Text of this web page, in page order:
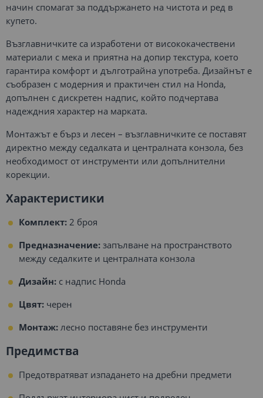
начин спомагат за поддържането на чистота и ред в
купето.
Възглавничките са изработени от висококачествени
материали с мека и приятна на допир текстура, което
гарантира комфорт и дълготрайна употреба. Дизайнът е
съобразен с модерния и практичен стил на Honda,
допълнен с дискретен надпис, който подчертава
надеждния характер на марката.
Монтажът е бърз и лесен – възглавничките се поставят
директно между седалката и централната конзола, без
необходимост от инструменти или допълнителни
корекции.
Характеристики
Комплект: 2 броя
Предназначение: запълване на пространството
между седалките и централната конзола
Дизайн: с надпис Honda
Цвят: черен
Монтаж: лесно поставяне без инструменти
Предимства
Предотвратяват изпадането на дребни предмети